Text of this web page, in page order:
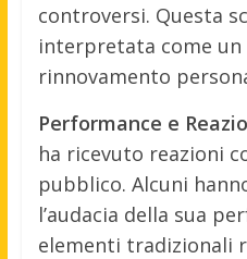
controversi. Questa
interpretata come
rinnovamento
Performance e
ha ricevuto reazioni
pubblico. Alcuni
l’audacia della sua
elementi tradizionali